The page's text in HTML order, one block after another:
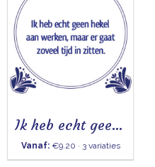
Ik heb echt geen hekel aan werken
Vanaf:€9.20 · 3 variaties